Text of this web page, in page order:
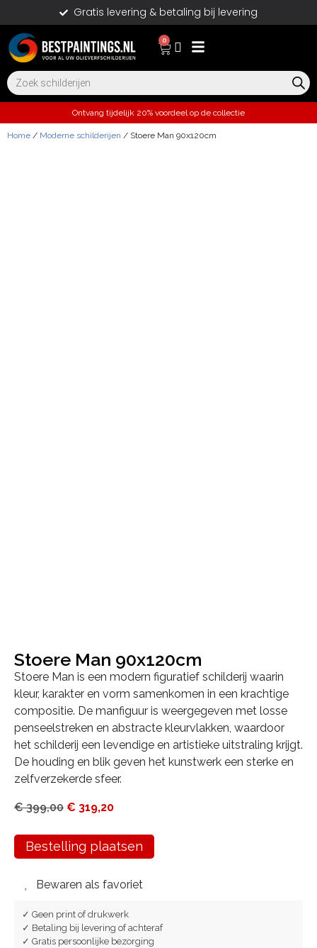
Gratis levering & betaling bij levering
0
Ontvang tijdelijk 20% voordeel op de collectie
Home / Moderne schilderijen / Stoere Man 90x120cm
Stoere Man 90x120cm
Stoere Man is een modern figuratief schilderij waarin
kleur, karakter en vorm samenkomen in een krachtige
compositie. De manfiguur is weergegeven met losse
penseelstreken en abstracte kleurvlakken, waardoor
het schilderij een levendige en artistieke uitstraling krijgt.
De houding en blik geven het kunstwerk een sterke en
zelfverzekerde sfeer.
€399,00 € 319,20
Bestelling plaatsen
Bewaren als favoriet
✓ Geen print of drukwerk
✓ Betaling bij levering of achteraf
✓ Gratis persoonlijke bezorging